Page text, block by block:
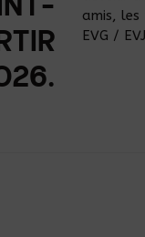
amis, les
EVG /